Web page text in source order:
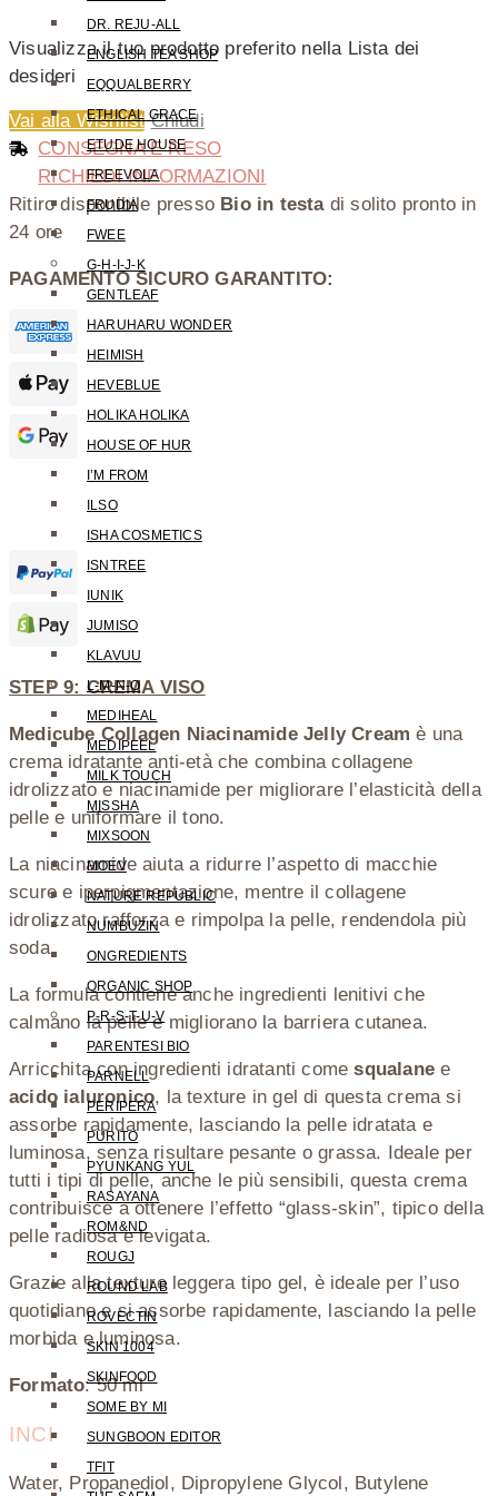
DR. REJU-ALL
ENGLISH TEA SHOP
EQQUALBERRY
ETHICAL GRACE
ETUDE HOUSE
FREEVOLA
FRUDIA
FWEE
G-H-I-J-K
GENTLEAF
HARUHARU WONDER
HEIMISH
HEVEBLUE
HOLIKA HOLIKA
HOUSE OF HUR
I’M FROM
ILSO
ISHA COSMETICS
ISNTREE
IUNIK
JUMISO
KLAVUU
L-M-N-O
MEDIHEAL
MEDIPEEL
MILK TOUCH
MISSHA
MIXSOON
MOEV
NATURE REPUBLIC
NUMBUZIN
ONGREDIENTS
ORGANIC SHOP
P-R-S-T-U-V
PARENTESI BIO
PARNELL
PERIPERA
PURITO
PYUNKANG YUL
RASAYANA
ROM&ND
ROUGJ
ROUND LAB
ROVECTIN
SKIN 1004
SKINFOOD
SOME BY MI
SUNGBOON EDITOR
TFIT
Visualizza il tuo prodotto preferito nella Lista dei
desideri
Vai alla Wishlist Chiudi
CONSEGNA E RESO
RICHIEDI INFORMAZIONI
Ritiro disponibile presso Bio in testa di solito pronto in
24 ore
PAGAMENTO SICURO GARANTITO:
STEP 9: CREMA VISO
Medicube Collagen Niacinamide Jelly Cream è una
crema idratante anti-età che combina collagene
idrolizzato e niacinamide per migliorare l’elasticità della
pelle e uniformare il tono.
La niacinamide aiuta a ridurre l’aspetto di macchie
scure e iperpigmentazione, mentre il collagene
idrolizzato rafforza e rimpolpa la pelle, rendendola più
soda.
La formula contiene anche ingredienti lenitivi che
calmano la pelle e migliorano la barriera cutanea.
Arricchita con ingredienti idratanti comesqualane e
acido ialuronico, la texture in gel di questa crema si
assorbe rapidamente, lasciando la pelle idratata e
luminosa, senza risultare pesante o grassa. Ideale per
tutti i tipi di pelle, anche le più sensibili, questa crema
contribuisce a ottenere l’effetto “glass-skin”, tipico della
pelle radiosa e levigata.
Grazie alla texture leggera tipo gel, è ideale per l’uso
quotidiano e si assorbe rapidamente, lasciando la pelle
morbida e luminosa.
Formato: 50 ml
INCI
Water, Propanediol, Dipropylene Glycol, Butylene